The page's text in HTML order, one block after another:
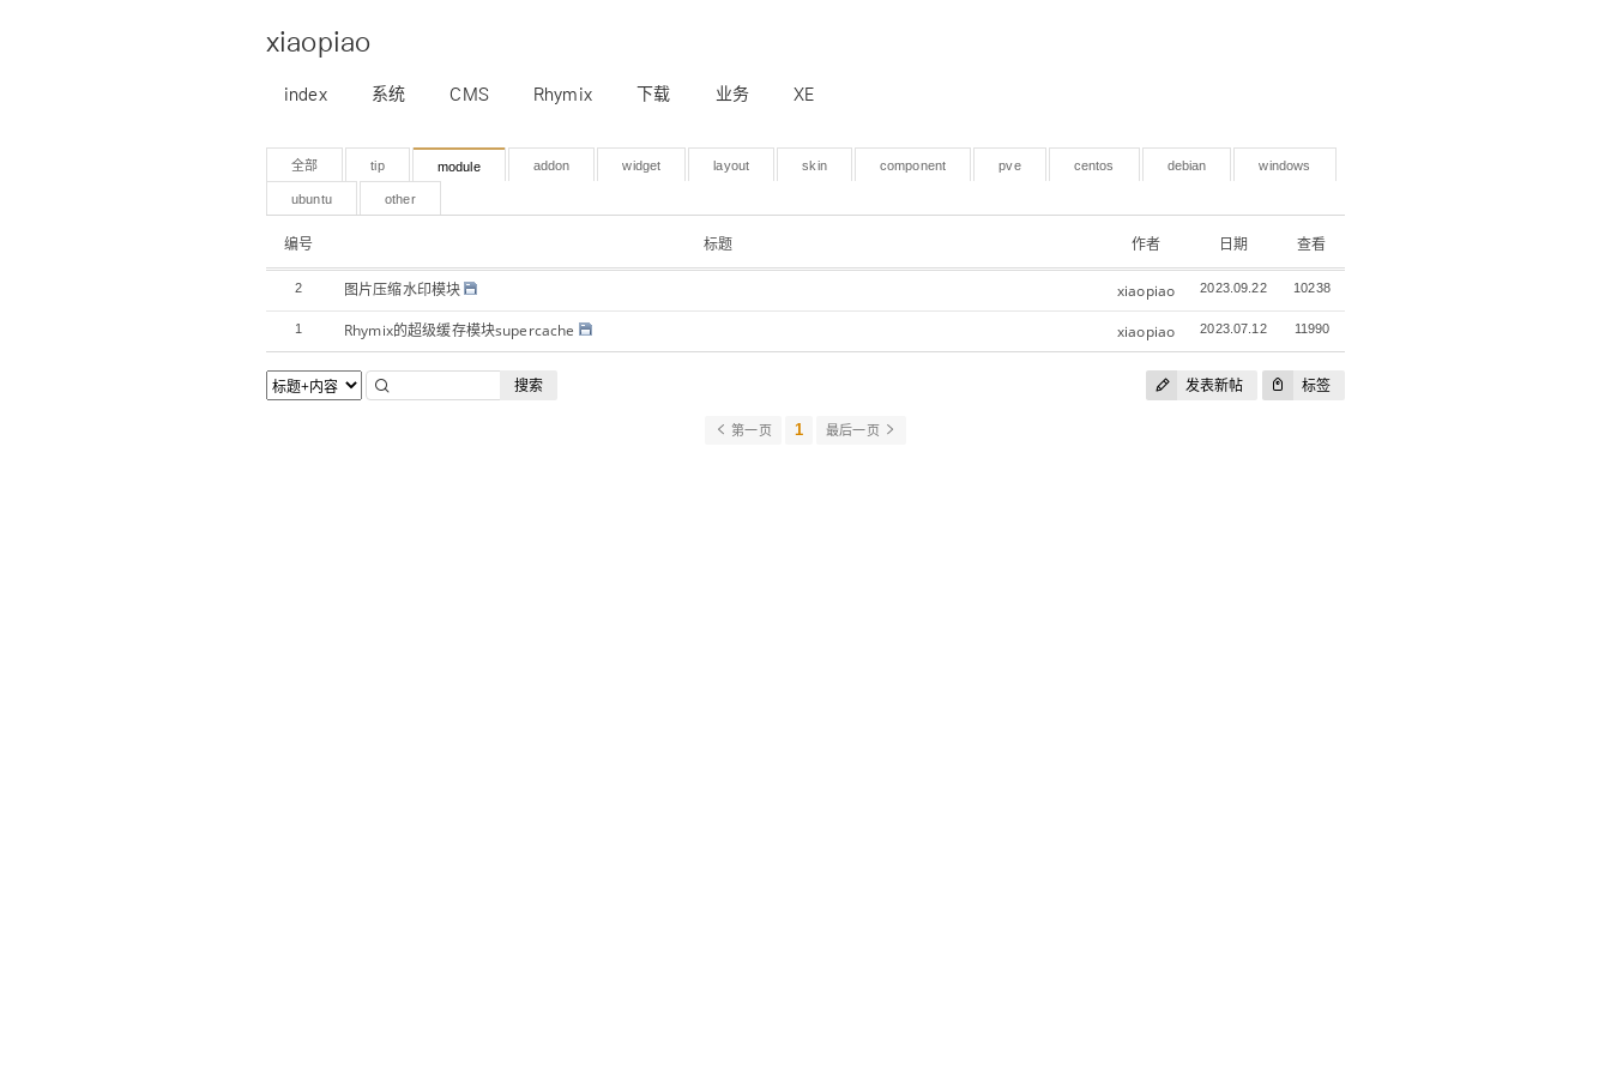
xiaopiao
index 系统 CMS Rhymix 下载 业务 XE
全部 tip module addon widget layout skin component pve centos debian windows
ubuntu other
编号 标题 作者 日期 查看
2 图片压缩水印模块 xiaopiao 2023.09.22 10238
1 Rhymix的超级缓存模块supercache xiaopiao 2023.07.12 11990
发表新帖 标签
搜索
第一页 1 最后一页